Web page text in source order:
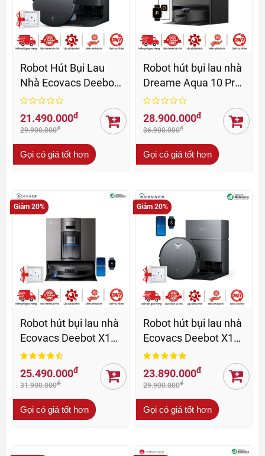
Robot Hút Bụi Lau
Nhà Ecovacs Deebot
X9 Pro Omni - BH 24
Th
21.490.000đ
29.900.000đ
Gọi có giá tốt hơn
Robot hút bụi lau nhà
Dreame Aqua 10 Pro
Track - BH 24 Th
28.900.000đ
36.900.000đ
Gọi có giá tốt hơn
Giảm 20%
Robot hút bụi lau nhà
Ecovacs Deebot X11
OmniCyclone - BH 24
Th
25.490.000đ
31.900.000đ
Gọi có giá tốt hơn
Giảm 20%
Robot hút bụi lau nhà
Ecovacs Deebot X11
Pro Omni - BH 24 th
23.890.000đ
29.900.000đ
Gọi có giá tốt hơn